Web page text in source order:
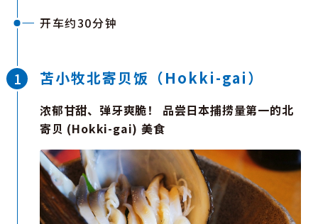
开车约30分钟
苫小牧北寄贝饭（Hokki-gai）
浓郁甘甜、弹牙爽脆！ 品尝日本捕捞量第一的北
寄贝 (Hokki-gai) 美食